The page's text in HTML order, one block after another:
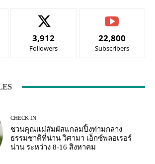
3,912
Followers
22,800
Subscribers
CHECK IN
ชวนคุณแม่สัมผัสแกลมปิ้งท่ามกลาง
ธรรมชาติที่น่าน วิศามา เอ็กซ์พลอเรอร์
น่าน ระหว่าง 8-16 สิงหาคม